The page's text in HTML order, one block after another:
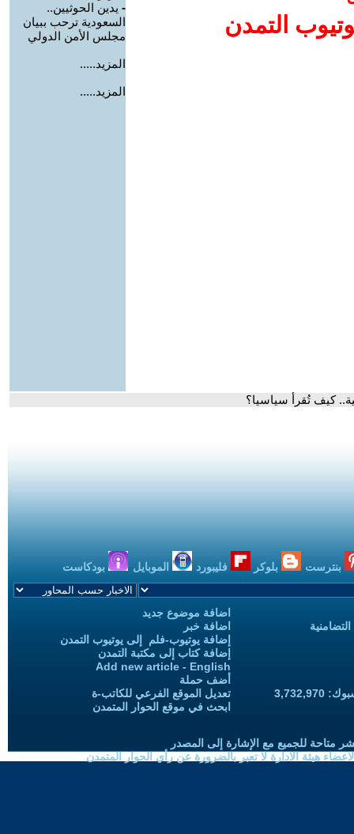
التمدن
- يدين الحوثيين..
السعودية ترحب ببيان
مجلس الأمن الدولي
المزيد.....
المزيد.....
كيف تُقرأ سياسيا؟
بنترست بلوكر فليبورد الموبايل بودكاست
اضافة موضوع جديد
اضافة خبر
إضافة يوتيوب-فلم إلى يوتيوب التمدن
إضافة كتاب إلى مكتبة التمدن
Add new article - English
أضف حملة
تعديل الموقع الفرعي للكاتب-ة
ابحث في موقع الحوار المتمدن
متاحة للجميع مع الإشارة إلى المصدر
هيئة الادارة لا تعبر بالضرورة عن رأي الحوار المتمدن